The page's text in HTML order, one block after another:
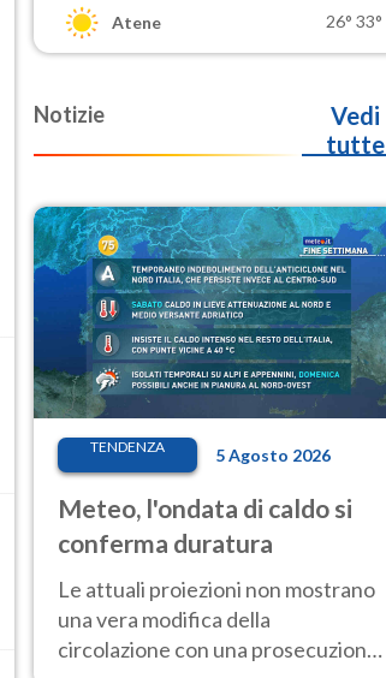
Atene 26° 33°
Notizie
Vedi
tutte
TENDENZA 5 Agosto 2026
Meteo, l'ondata di caldo si
conferma duratura
Le attuali proiezioni non mostrano
una vera modifica della
circolazione con una prosecuzione